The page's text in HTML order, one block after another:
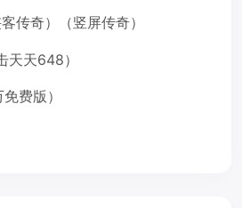
传奇）（竖屏传奇）
天天648）
费版）